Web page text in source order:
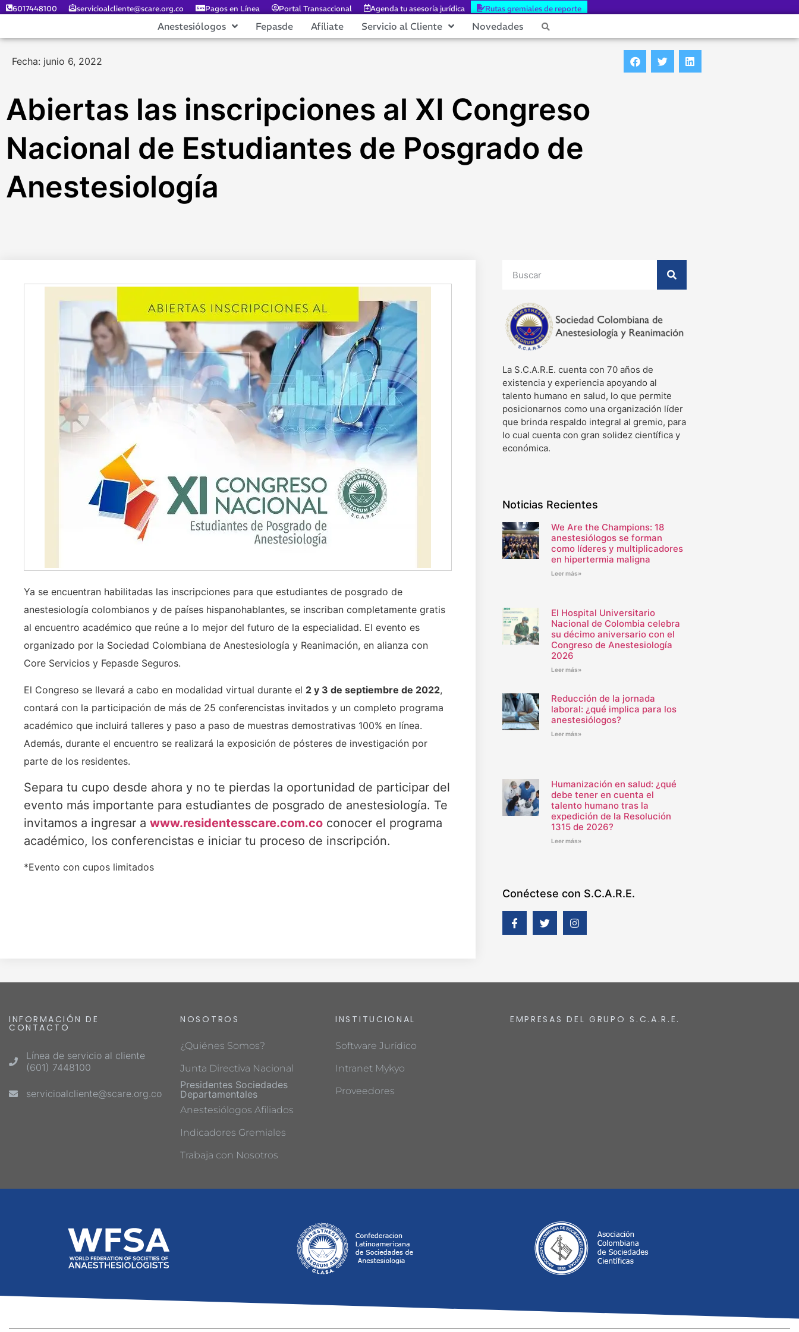
6017448100 servicioalcliente@scare.org.co Pagos en Línea Portal Transaccional Agenda tu asesoría jurídica Rutas gremiales de reporte
Anestesiólogos Fepasde Afíliate Servicio al Cliente Novedades
Fecha: junio 6, 2022
Abiertas las inscripciones al XI Congreso
Nacional de Estudiantes de Posgrado de
Anestesiología
Ya se encuentran habilitadas las inscripciones para que estudiantes de posgrado de
anestesiología colombianos y de países hispanohablantes, se inscriban completamente gratis
al encuentro académico que reúne a lo mejor del futuro de la especialidad. El evento es
organizado por la Sociedad Colombiana de Anestesiología y Reanimación, en alianza con
Core Servicios y Fepasde Seguros.
El Congreso se llevará a cabo en modalidad virtual durante el 2 y 3 de septiembre de 2022,
contará con la participación de más de 25 conferencistas invitados y un completo programa
académico que incluirá talleres y paso a paso de muestras demostrativas 100% en línea.
Además, durante el encuentro se realizará la exposición de pósteres de investigación por
parte de los residentes.
Separa tu cupo desde ahora y no te pierdas la oportunidad de participar del
evento más importante para estudiantes de posgrado de anestesiología. Te
invitamos a ingresar a www.residentesscare.com.co conocer el programa
académico, los conferencistas e iniciar tu proceso de inscripción.
*Evento con cupos limitados
La S.C.A.R.E. cuenta con 70 años de
existencia y experiencia apoyando al
talento humano en salud, lo que permite
posicionarnos como una organización líder
que brinda respaldo integral al gremio, para
lo cual cuenta con gran solidez científica y
económica.
Noticias Recientes
We Are the Champions: 18
anestesiólogos se forman
como líderes y multiplicadores
en hipertermia maligna
Leer más»
El Hospital Universitario
Nacional de Colombia celebra
su décimo aniversario con el
Congreso de Anestesiología
2026
Leer más»
Reducción de la jornada
laboral: ¿qué implica para los
anestesiólogos?
Leer más»
Humanización en salud: ¿qué
debe tener en cuenta el
talento humano tras la
expedición de la Resolución
1315 de 2026?
Leer más»
Conéctese con S.C.A.R.E.
INFORMACIÓN DE
CONTACTO
Línea de servicio al cliente
(601) 7448100
servicioalcliente@scare.org.co
NOSOTROS
¿Quiénes Somos?
Junta Directiva Nacional
Presidentes Sociedades
Departamentales
Anestesiólogos Afiliados
Indicadores Gremiales
Trabaja con Nosotros
INSTITUCIONAL
Software Jurídico
Intranet Mykyo
Proveedores
EMPRESAS DEL GRUPO S.C.A.R.E.